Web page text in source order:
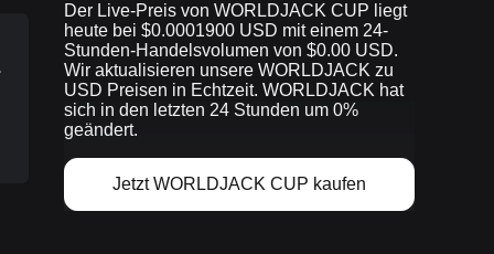
Der Live-Preis von WORLDJACK CUP liegt
heute bei $0.0001900 USD mit einem 24-
Stunden-Handelsvolumen von $0.00 USD.
Wir aktualisieren unsere WORLDJACK zu
USD Preisen in Echtzeit. WORLDJACK hat
sich in den letzten 24 Stunden um 0%
geändert.
Jetzt WORLDJACK CUP kaufen